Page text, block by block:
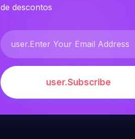
de descontos
user.Subscribe